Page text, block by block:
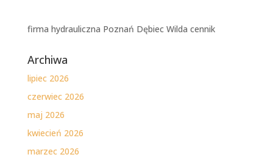
firma hydrauliczna Poznań Dębiec Wilda cennik
Archiwa
lipiec 2026
czerwiec 2026
maj 2026
kwiecień 2026
marzec 2026